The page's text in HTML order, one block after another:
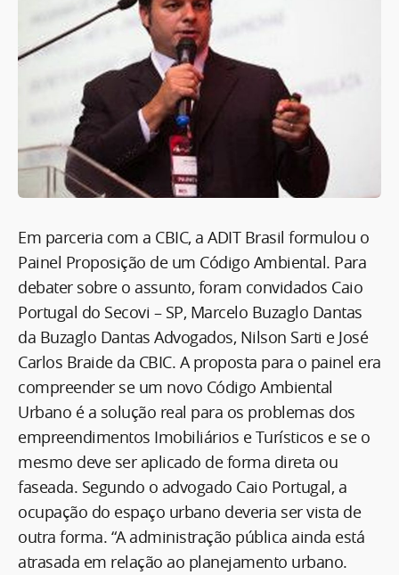
Em parceria com a CBIC, a ADIT Brasil formulou o
Painel Proposição de um Código Ambiental. Para
debater sobre o assunto, foram convidados Caio
Portugal do Secovi – SP, Marcelo Buzaglo Dantas
da Buzaglo Dantas Advogados, Nilson Sarti e José
Carlos Braide da CBIC. A proposta para o painel era
compreender se um novo Código Ambiental
Urbano é a solução real para os problemas dos
empreendimentos Imobiliários e Turísticos e se o
mesmo deve ser aplicado de forma direta ou
faseada. Segundo o advogado Caio Portugal, a
ocupação do espaço urbano deveria ser vista de
outra forma. “A administração pública ainda está
atrasada em relação ao planejamento urbano.